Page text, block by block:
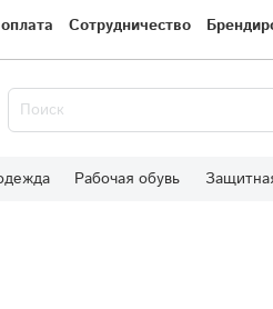
Сотрудничество
Рабочая обувь